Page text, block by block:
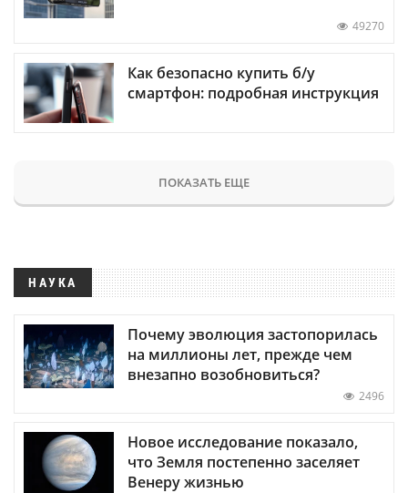
49270
Как безопасно купить б/у
смартфон: подробная инструкция
ПОКАЗАТЬ ЕЩЕ
НАУКА
Почему эволюция застопорилась
на миллионы лет, прежде чем
внезапно возобновиться?
2496
Новое исследование показало,
что Земля постепенно заселяет
Венеру жизнью